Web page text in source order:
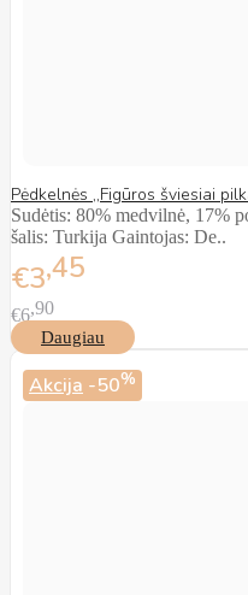
Pėdkelnės ,,Figūros šviesiai
Sudėtis: 80% medvilnė, 17%
šalis: Turkija Gaintojas: De..
€345
€6 90
Daugiau
Akcija -50%